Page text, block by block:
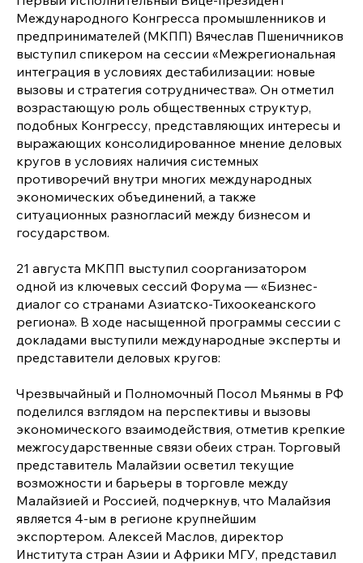
Международного Конгресса промышленников и
предпринимателей (МКПП) Вячеслав Пшеничников
выступил спикером на сессии «Межрегиональная
интеграция в условиях дестабилизации: новые
вызовы и стратегия сотрудничества». Он отметил
возрастающую роль общественных структур,
подобных Конгрессу, представляющих интересы и
выражающих консолидированное мнение деловых
кругов в условиях наличия системных
противоречий внутри многих международных
экономических объединений, а также
ситуационных разногласий между бизнесом и
государством.
21 августа МКПП выступил соорганизатором
одной из ключевых сессий Форума — «Бизнес-
диалог со странами Азиатско-Тихоокеанского
региона». В ходе насыщенной программы сессии с
докладами выступили международные эксперты и
представители деловых кругов:
Чрезвычайный и Полномочный Посол Мьянмы в РФ
поделился взглядом на перспективы и вызовы
экономического взаимодействия, отметив крепкие
межгосударственные связи обеих стран. Торговый
представитель Малайзии осветил текущие
возможности и барьеры в торговле между
Малайзией и Россией, подчеркнув, что Малайзия
является 4-ым в регионе крупнейшим
экспортером. Алексей Маслов, директор
Института стран Азии и Африки МГУ, представил